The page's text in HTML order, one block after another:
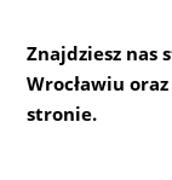
Znajdziesz nas
Wrocławiu
stronie.